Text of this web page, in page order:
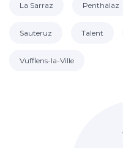
La Sarraz Penthalaz
Sauteruz Talent
Vufflens-la-Ville